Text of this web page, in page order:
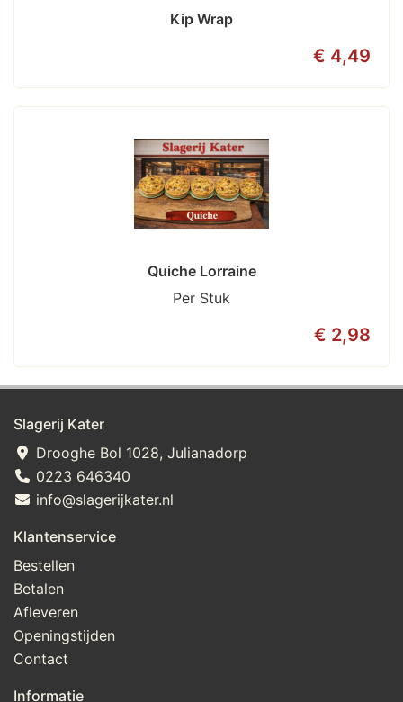
Kip Wrap
€ 4,49
Quiche Lorraine
Per Stuk
€ 2,98
Slagerij Kater
Drooghe Bol 1028, Julianadorp
0223 646340
info@slagerijkater.nl
Klantenservice
Bestellen
Betalen
Afleveren
Openingstijden
Contact
Informatie